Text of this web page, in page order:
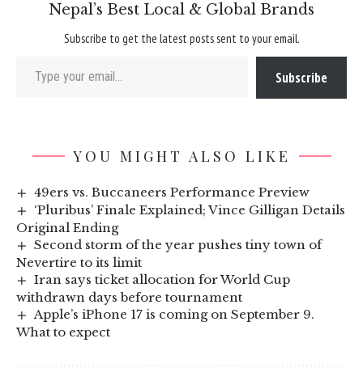
Nepal’s Best Local & Global Brands
Subscribe to get the latest posts sent to your email.
Subscribe
YOU MIGHT ALSO LIKE
49ers vs. Buccaneers Performance Preview
‘Pluribus’ Finale Explained; Vince Gilligan Details
Original Ending
Second storm of the year pushes tiny town of
Nevertire to its limit
Iran says ticket allocation for World Cup
withdrawn days before tournament
Apple’s iPhone 17 is coming on September 9.
What to expect